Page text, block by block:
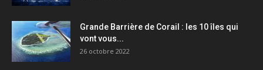
Grande Barrière de Corail : les 10 îles qui
vont vous...
26 octobre 2022